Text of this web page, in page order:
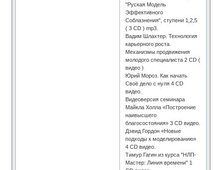
"Руская Модель
Эффективного
Соблазнения", ступени 1,2,5
( 3 СD ) mp3.
Вадим Шлахтер. Технология
карьерного роста.
Механизмы продвижения
молодого специалиста 2 CD (
видео )
Юрий Мороз. Как начать
Своё дело с нуля 4 CD
видео.
Видеоверсия семинара
Майкла Холла «Построение
наивысшего
благосостояния» 3 CD видео.
Дэвид Гордон «Новые
подходы к моделированию»
4 CD видео.
Тимур Гагин из курса "НЛП-
Мастер: Линия времени" 1